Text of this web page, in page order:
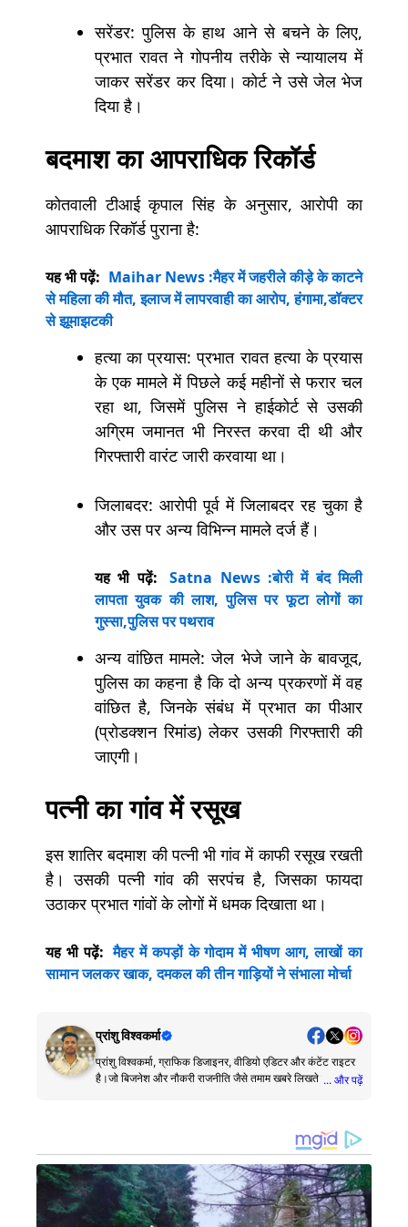
सरेंडर: पुलिस के हाथ आने से बचने के लिए,
प्रभात रावत ने गोपनीय तरीके से न्यायालय में
जाकर सरेंडर कर दिया। कोर्ट ने उसे जेल भेज
दिया है।
बदमाश का आपराधिक रिकॉर्ड
कोतवाली टीआई कृपाल सिंह के अनुसार, आरोपी का
आपराधिक रिकॉर्ड पुराना है:
यह भी पढ़ें: Maihar News :मैहर में जहरीले कीड़े के काटने
से महिला की मौत, इलाज में लापरवाही का आरोप, हंगामा,डॉक्टर
से झूमाझटकी
हत्या का प्रयास: प्रभात रावत हत्या के प्रयास
के एक मामले में पिछले कई महीनों से फरार चल
रहा था, जिसमें पुलिस ने हाईकोर्ट से उसकी
अग्रिम जमानत भी निरस्त करवा दी थी और
गिरफ्तारी वारंट जारी करवाया था।
जिलाबदर: आरोपी पूर्व में जिलाबदर रह चुका है
और उस पर अन्य विभिन्न मामले दर्ज हैं।
यह भी पढ़ें:
Satna News :बोरी में बंद मिली
लापता युवक की लाश, पुलिस पर फूटा लोगों का
गुस्सा,पुलिस पर पथराव
अन्य वांछित मामले: जेल भेजे जाने के बावजूद,
पुलिस का कहना है कि दो अन्य प्रकरणों में वह
वांछित है, जिनके संबंध में प्रभात का पीआर
(प्रोडक्शन रिमांड) लेकर उसकी गिरफ्तारी की
जाएगी।
पत्नी का गांव में रसूख
इस शातिर बदमाश की पत्नी भी गांव में काफी रसूख रखती
है। उसकी पत्नी गांव की सरपंच है, जिसका फायदा
उठाकर प्रभात गांवों के लोगों में धमक दिखाता था।
यह भी पढ़ें: मैहर में कपड़ों के गोदाम में भीषण आग, लाखों का
सामान जलकर खाक, दमकल की तीन गाड़ियों ने संभाला मोर्चा
प्रांशु विश्वकर्मा
प्रांशु विश्वकर्मा, ग्राफिक डिजाइनर, वीडियो एडिटर और कंटेंट राइटर
है।जो बिजनेश और नौकरी राजनीति जैसे तमाम खबरे लिखते है।... और पढ़ें